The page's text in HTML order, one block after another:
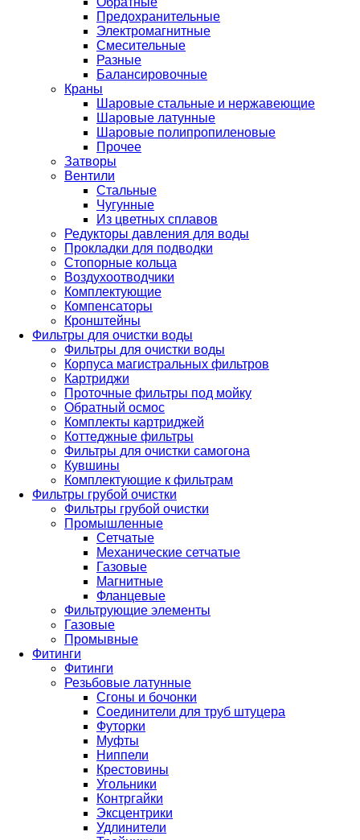
Предохранительные
Электромагнитные
Смесительные
Разные
Балансировочные
Краны
Шаровые стальные и нержавеющие
Шаровые латунные
Шаровые полипропиленовые
Прочее
Затворы
Вентили
Стальные
Чугунные
Из цветных сплавов
Редукторы давления для воды
Прокладки для подводки
Стопорные кольца
Воздухоотводчики
Комплектующие
Компенсаторы
Кронштейны
Фильтры для очистки воды
Фильтры для очистки воды
Корпуса магистральных фильтров
Картриджи
Проточные фильтры под мойку
Обратный осмос
Комплекты картриджей
Коттеджные фильтры
Фильтры для очистки самогона
Кувшины
Комплектующие к фильтрам
Фильтры грубой очистки
Фильтры грубой очистки
Промышленные
Сетчатые
Механические сетчатые
Газовые
Магнитные
Фланцевые
Фильтрующие элементы
Газовые
Промывные
Фитинги
Фитинги
Резьбовые латунные
Сгоны и бочонки
Соединители для труб штуцера
Футорки
Муфты
Ниппели
Крестовины
Угольники
Контргайки
Эксцентрики
Удлинители